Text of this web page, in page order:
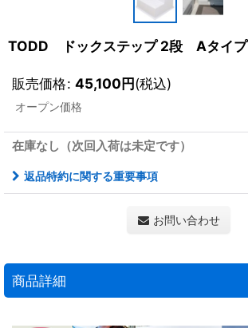
TODD ドックステップ 2段 Aタイプ
販売価格: 45,100円(税込)
オープン価格
在庫なし（次回入荷は未定です）
返品特約に関する重要事項
お問い合わせ
商品詳細